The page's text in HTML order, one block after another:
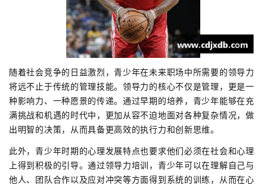
随着社会竞争的日益激烈，青少年在未来职场中所需要的领导力
将远不止于传统的管理技能。领导力的核心不仅是管理，更是一
种影响力、一种愿景的传递。通过早期的培养，青少年能够在充
满挑战和机遇的时代中，更加从容不迫地面对各种复杂情况，做
出明智的决策，从而具备更高效的执行力和创新思维。
此外，青少年时期的心理发展特点也要求他们必须在社会和心理
上得到积极的引导。通过领导力培训，青少年可以在理解自己与
他人、团队合作以及应对冲突等方面得到系统的训练，从而在心